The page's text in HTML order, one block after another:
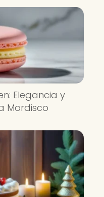
Elegancia y
Mordisco